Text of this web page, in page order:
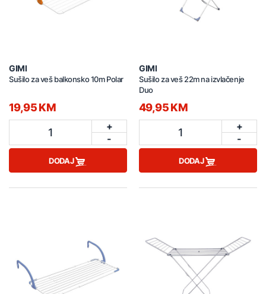
GIMI
Sušilo za veš balkonsko 10m Polar
19,95 KM
1
+
-
DODAJ
GIMI
Sušilo za veš 22m na izvlačenje
Duo
49,95 KM
1
+
-
DODAJ